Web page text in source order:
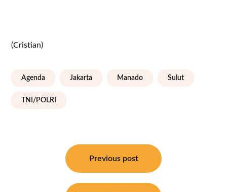
(Cristian)
Agenda Jakarta Manado Sulut
TNI/POLRI
Previous post